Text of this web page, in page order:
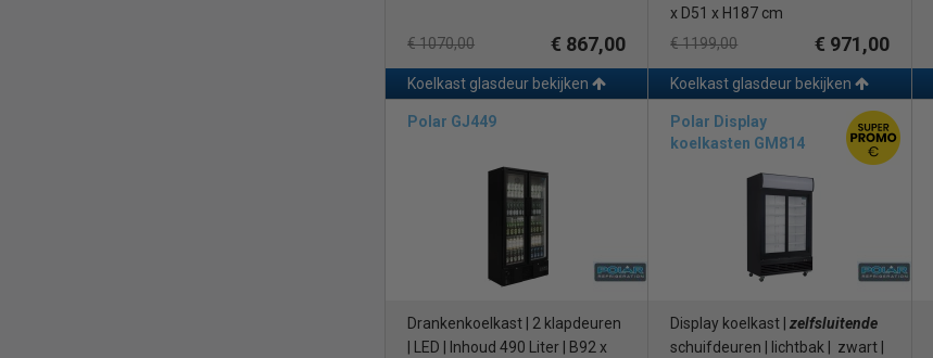
€ 1070,00 € 867,00
Koelkast glasdeur bekijken
x D51 x H187 cm
€ 1199,00
€ 971,00
Koelkast glasdeur bekijken
Polar GJ449
Drankenkoelkast | 2 klapdeuren
| LED | Inhoud 490 Liter | B92 x
Polar Display
koelkasten GM814
Display koelkast |zelfsluitende
schuifdeuren | lichtbak | zwart |